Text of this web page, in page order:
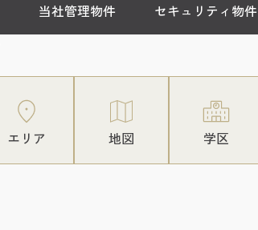
当社管理物件 セキュリティ物件
エリア 地図 学区